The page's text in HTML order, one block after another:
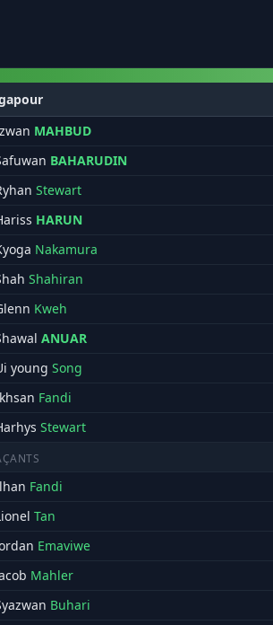
MAHBUD
BAHARUDIN
Stewart
HARUN
Nakamura
Shahiran
Kweh
ANUAR
young Song
Fandi
Stewart
Fandi
Tan
Emaviwe
Mahler
Buhari